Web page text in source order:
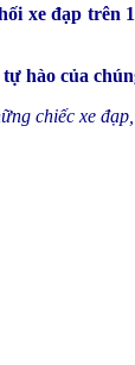
xe đạp trên
hào của
chiếc xe